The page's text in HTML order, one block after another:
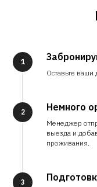
1
Оставьте
2 Немного
Менеджер
выезда и
проживания.
3